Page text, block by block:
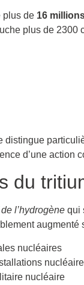
plus de 16
plus de
distingue
d’une action
du
l’hydrogène qui
nucléaires
nucléaire